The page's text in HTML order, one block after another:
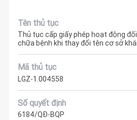
Tên thủ tục
Thủ tục cấp giấy phép hoạt động
chữa bệnh khi thay đổi tên cơ sở
Mã thủ tục
LGZ-1.004558
Số quyết định
6184/QĐ-BQP